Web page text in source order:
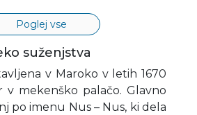
Poglej vse
suženjstva
v Maroko v letih 1670
v mekenško palačo. Glavno
po imenu Nus – Nus, ki dela